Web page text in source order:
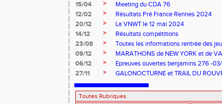
15/04
>
Meeting du CDA 76
12/02
>
Résultats Pré France Rennes 2024
20/12
>
La VNWT le 12 mai 2024
14/12
>
Résultats compétitions
23/08
>
Toutes les informations rentrée des
09/12
>
MARATHONS de NEW YORK et de
06/12
>
Epreuves ouvertes benjamins 276 -
27/11
> GALONOCTURNE et TRAIL DU